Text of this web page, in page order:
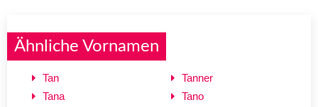
Ähnliche Vornamen
Tan
Tana
Tanner
Tano